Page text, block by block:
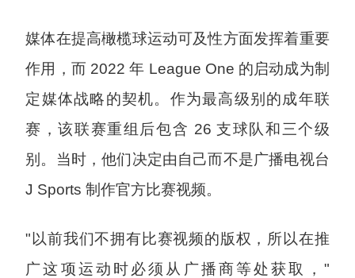
媒体在提高橄榄球运动可及性方面发挥着重要
作用，而 2022 年 League One 的启动成为制
定媒体战略的契机。作为最高级别的成年联
赛，该联赛重组后包含 26 支球队和三个级
别。当时，他们决定由自己而不是广播电视台
J Sports 制作官方比赛视频。
"以前我们不拥有比赛视频的版权，所以在推
广这项运动时必须从广播商等处获取，"